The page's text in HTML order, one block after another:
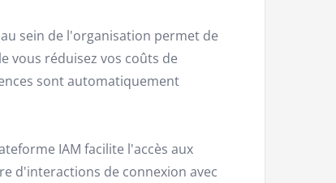
sein de l'organisation permet de
vous réduisez vos coûts de
sont automatiquement
IAM facilite l'accès aux
d'interactions de connexion avec